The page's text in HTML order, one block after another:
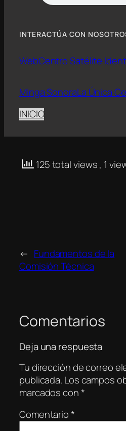
INTERACTÚA CON
WebCentro Satélite
Minga SonoraLa Única
INICIO
125 total views, 1
← Fundamentos de la
Comisión Técnica
Comentarios
Deja una respuesta
Tu dirección de correo
publicada. Los campos
marcados con*
Comentario*